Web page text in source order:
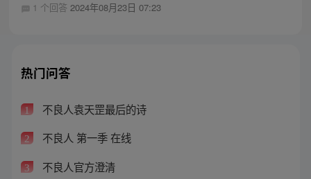
1 个回答 2024年08月23日 07:23
热门问答
1 不良人袁天罡最后的诗
2 不良人 第一季 在线
3 不良人官方澄清